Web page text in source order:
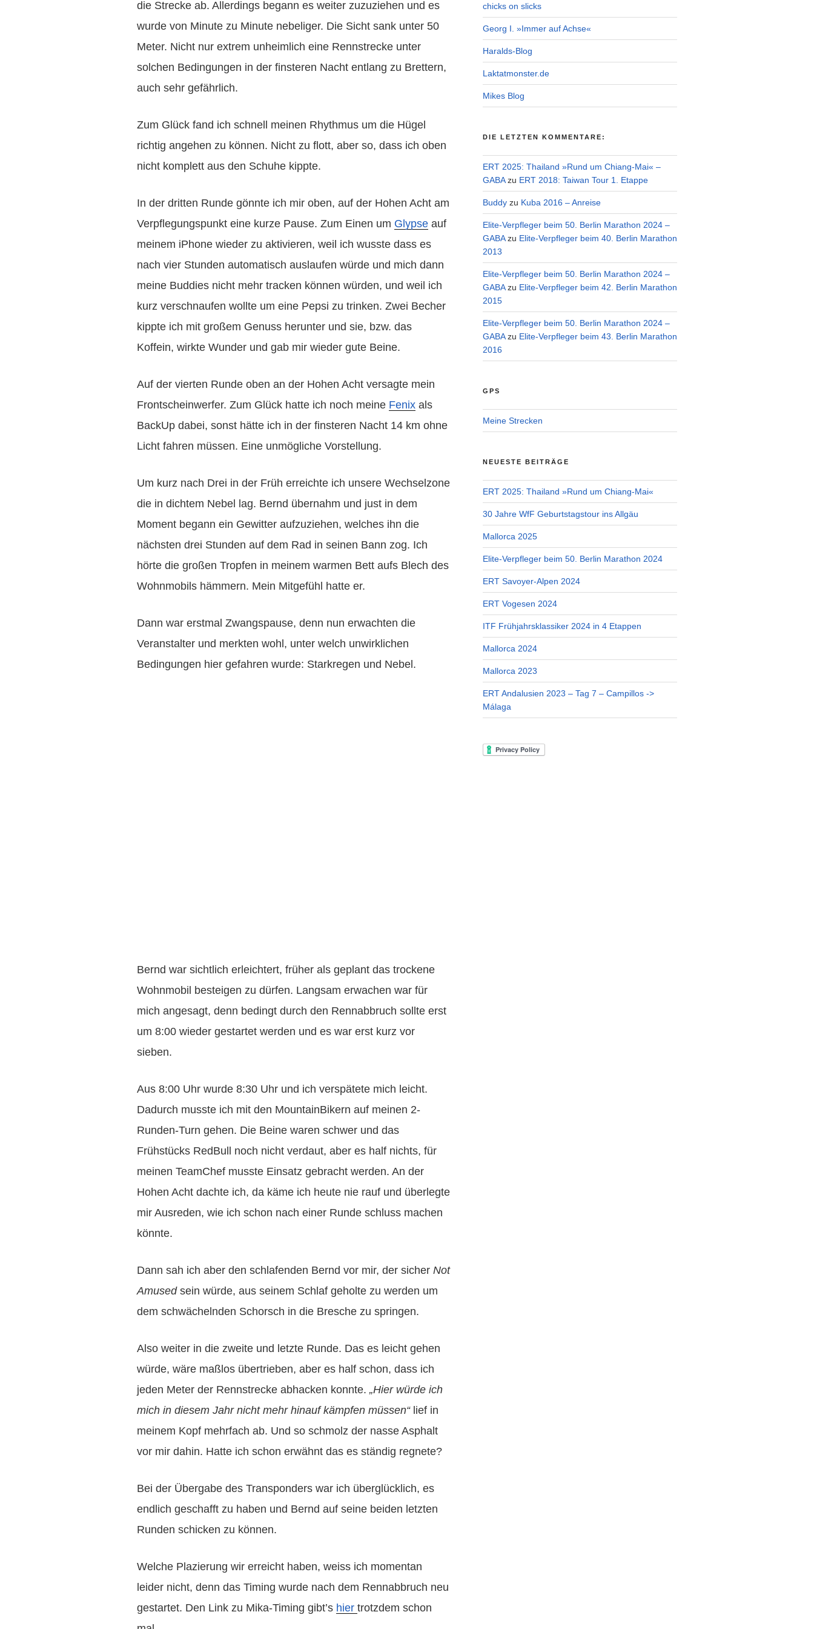
die Strecke ab. Allerdings begann es weiter zuzuziehen und es
wurde von Minute zu Minute nebeliger. Die Sicht sank unter 50
Meter. Nicht nur extrem unheimlich eine Rennstrecke unter
solchen Bedingungen in der finsteren Nacht entlang zu Brettern,
auch sehr gefährlich.
Zum Glück fand ich schnell meinen Rhythmus um die Hügel
richtig angehen zu können. Nicht zu flott, aber so, dass ich oben
nicht komplett aus den Schuhe kippte.
In der dritten Runde gönnte ich mir oben, auf der Hohen Acht am
Verpflegungspunkt eine kurze Pause. Zum Einen um Glypse auf
meinem iPhone wieder zu aktivieren, weil ich wusste dass es
nach vier Stunden automatisch auslaufen würde und mich dann
meine Buddies nicht mehr tracken können würden, und weil ich
kurz verschnaufen wollte um eine Pepsi zu trinken. Zwei Becher
kippte ich mit großem Genuss herunter und sie, bzw. das
Koffein, wirkte Wunder und gab mir wieder gute Beine.
Auf der vierten Runde oben an der Hohen Acht versagte mein
Frontscheinwerfer. Zum Glück hatte ich noch meine Fenix als
BackUp dabei, sonst hätte ich in der finsteren Nacht 14 km ohne
Licht fahren müssen. Eine unmögliche Vorstellung.
Um kurz nach Drei in der Früh erreichte ich unsere Wechselzone
die in dichtem Nebel lag. Bernd übernahm und just in dem
Moment begann ein Gewitter aufzuziehen, welches ihn die
nächsten drei Stunden auf dem Rad in seinen Bann zog. Ich
hörte die großen Tropfen in meinem warmen Bett aufs Blech des
Wohnmobils hämmern. Mein Mitgefühl hatte er.
Dann war erstmal Zwangspause, denn nun erwachten die
Veranstalter und merkten wohl, unter welch unwirklichen
Bedingungen hier gefahren wurde: Starkregen und Nebel.
Bernd war sichtlich erleichtert, früher als geplant das trockene
Wohnmobil besteigen zu dürfen. Langsam erwachen war für
mich angesagt, denn bedingt durch den Rennabbruch sollte erst
um 8:00 wieder gestartet werden und es war erst kurz vor
sieben.
Aus 8:00 Uhr wurde 8:30 Uhr und ich verspätete mich leicht.
Dadurch musste ich mit den MountainBikern auf meinen 2-
Runden-Turn gehen. Die Beine waren schwer und das
Frühstücks RedBull noch nicht verdaut, aber es half nichts, für
meinen TeamChef musste Einsatz gebracht werden. An der
Hohen Acht dachte ich, da käme ich heute nie rauf und überlegte
mir Ausreden, wie ich schon nach einer Runde schluss machen
könnte.
Dann sah ich aber den schlafenden Bernd vor mir, der sicher Not
Amusedsein würde, aus seinem Schlaf geholte zu werden um
dem schwächelnden Schorsch in die Bresche zu springen.
Also weiter in die zweite und letzte Runde. Das es leicht gehen
würde, wäre maßlos übertrieben, aber es half schon, dass ich
jeden Meter der Rennstrecke abhacken konnte. „Hier würde ich
mich in diesem Jahr nicht mehr hinauf kämpfen müssen“lief in
meinem Kopf mehrfach ab. Und so schmolz der nasse Asphalt
vor mir dahin. Hatte ich schon erwähnt das es ständig regnete?
Bei der Übergabe des Transponders war ich überglücklich, es
endlich geschafft zu haben und Bernd auf seine beiden letzten
Runden schicken zu können.
Welche Plazierung wir erreicht haben, weiss ich momentan
leider nicht, denn das Timing wurde nach dem Rennabbruch neu
gestartet. Den Link zu Mika-Timing gibt’s hier trotzdem schon
chicks on slicks
Georg I. »Immer auf Achse«
Haralds-Blog
Laktatmonster.de
Mikes Blog
DIE LETZTEN KOMMENTARE:
ERT 2025: Thailand »Rund um Chiang-Mai« –
GABAzu ERT 2018: Taiwan Tour 1. Etappe
Buddyzu Kuba 2016 – Anreise
Elite-Verpfleger beim 50. Berlin Marathon 2024 –
GABAzu Elite-Verpfleger beim 40. Berlin Marathon
2013
Elite-Verpfleger beim 50. Berlin Marathon 2024 –
GABAzu Elite-Verpfleger beim 42. Berlin Marathon
2015
Elite-Verpfleger beim 50. Berlin Marathon 2024 –
GABAzu Elite-Verpfleger beim 43. Berlin Marathon
2016
GPS
Meine Strecken
NEUESTE BEITRÄGE
ERT 2025: Thailand »Rund um Chiang-Mai«
30 Jahre WfF Geburtstagstour ins Allgäu
Mallorca 2025
Elite-Verpfleger beim 50. Berlin Marathon 2024
ERT Savoyer-Alpen 2024
ERT Vogesen 2024
ITF Frühjahrsklassiker 2024 in 4 Etappen
Mallorca 2024
Mallorca 2023
ERT Andalusien 2023 – Tag 7 – Campillos ->
Málaga